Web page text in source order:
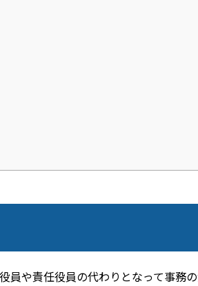
員や責任役員の代わりとなって事務